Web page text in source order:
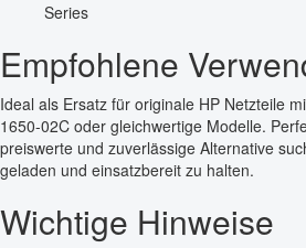
Series
Empfohlene
Ideal als Ersatz für originale HP Netzteile
1650-02C oder gleichwertige Modelle.
preiswerte und zuverlässige Alternative
geladen und einsatzbereit zu halten.
Wichtige Hinweise